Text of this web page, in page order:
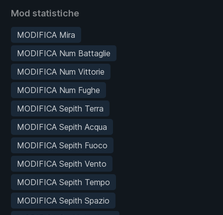
Mod statistiche
MODIFICA Mira
MODIFICA Num Battaglie
MODIFICA Num Vittorie
MODIFICA Num Fughe
MODIFICA Sepith Terra
MODIFICA Sepith Acqua
MODIFICA Sepith Fuoco
MODIFICA Sepith Vento
MODIFICA Sepith Tempo
MODIFICA Sepith Spazio